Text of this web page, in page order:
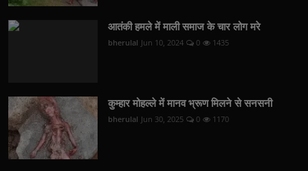
आतंकी हमले में माली समाज के चार लोग मरे
bherulal Jun 10, 2024 0 1435
कुम्हार मोहल्ले में मानव भ्रूण मिलने से सनसनी
bherulal Jun 30, 2025 0 1170